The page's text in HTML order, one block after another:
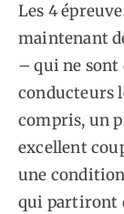
Les 4
maintenant
– qui ne sont
conducteurs
compris, un
excellent
une
qui partiront